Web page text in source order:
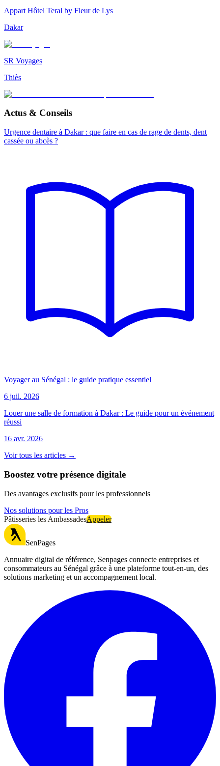
Appart Hôtel Teral by Fleur de Lys
Dakar
SR Voyages
Thiès
Actus & Conseils
Urgence dentaire à Dakar : que faire en cas de rage de dents, dent
cassée ou abcès ?
Voyager au Sénégal : le guide pratique essentiel
6 juil. 2026
Louer une salle de formation à Dakar : Le guide pour un événement
réussi
16 avr. 2026
Voir tous les articles →
Boostez votre présence digitale
Des avantages exclusifs pour les professionnels
Nos solutions pour les Pros
Pâtisseries les AmbassadesAppeler
SenPages
Annuaire digital de référence, Senpages connecte entreprises et
consommateurs au Sénégal grâce à une plateforme tout-en-un, des
solutions marketing et un accompagnement local.